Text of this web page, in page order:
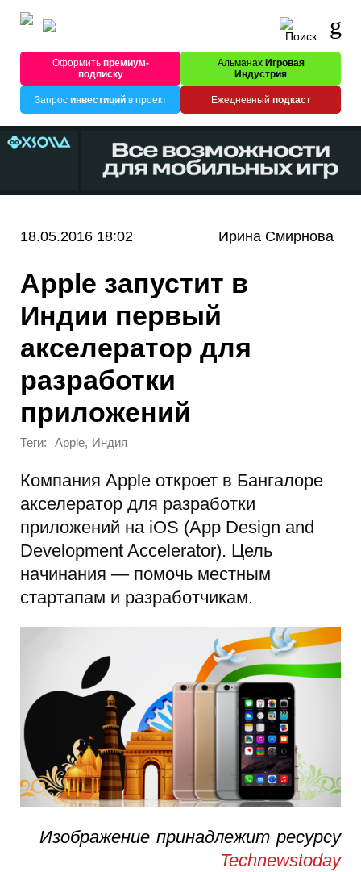
Оформитьпремиум-
подписку
Альманах Игровая
Индустрия
Запрос инвестицийв проект Ежедневный подкаст
18.05.2016 18:02 Ирина Смирнова
Apple запустит в
Индии первый
акселератор для
разработки
приложений
Теги: Apple, Индия
Компания Apple откроет в Бангалоре
акселератор для разработки
приложений на iOS (App Design and
Development Accelerator). Цель
начинания — помочь местным
стартапам и разработчикам.
Изображение принадлежит ресурсу
Technewstoday